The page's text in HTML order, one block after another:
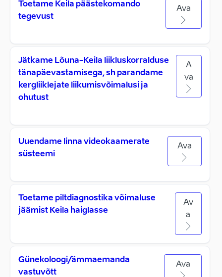
Toetame Keila päästekomando
tegevust
Ava
Jätkame Lõuna-Keila liikluskorralduse
tänapäevastamisega, sh parandame
kergliiklejate liikumisvõimalusi ja
ohutust
A
va
Uuendame linna videokaamerate
süsteemi
Ava
Toetame piltdiagnostika võimaluse
jäämist Keila haiglasse
Av
a
Günekoloogi/ämmaemanda
vastuvõtt
Ava